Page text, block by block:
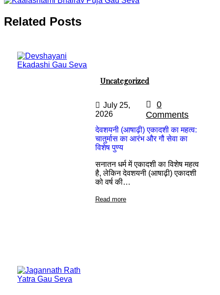
Related Posts
Uncategorized
July 25,
2026
0
Comments
देवशयनी (आषाढ़ी) एकादशी का महत्व:
चातुर्मास का आरंभ और गौ सेवा का
विशेष पुण्य
सनातन धर्म में एकादशी का विशेष महत्व
है, लेकिन देवशयनी (आषाढ़ी) एकादशी
को वर्ष की…
Read more